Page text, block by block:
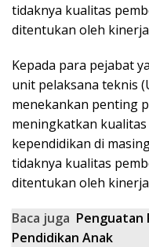
tidaknya kualitas
ditentukan oleh
Kepada para pejabat
unit pelaksana teknis
menekankan penting
meningkatkan
kependidikan di
tidaknya kualitas
ditentukan oleh
Baca juga Penguatan
Pendidikan Anak